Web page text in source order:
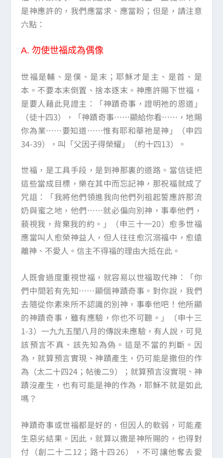
是神應許的，我們應當求、應當盼；但是，請注意
六點：
A.勿使世福成為偶像
世福是輔、是僕、是末；耶穌才是主、是首、是
本。不要本末倒置、捨本逐末。神應許賜下世福，
是要人藉此見證主：「神蹟奇事，證明祂的恩道」
（徒十四3），「神蹟奇事……顯給你看……，地賜
你為業……要知道……惟有耶和華祂是神」（申四
34-39），叫「父因子得榮耀」（約十四13）。
世福，是工具手段，是到神那裏的道路。當信徒把
這些當成目標，樂在其中而忘記神，那祝福就成了
咒詛：「我將他們領進我向他們列祖起誓應許那流
奶與蜜之地，他們……就必偏向別神，事奉他們，
藐視我，背棄我的約。」（申三十一20）愈多世福
應當叫人愈榮神益人，但人往往愈沉溺福中，愈遠
離神、不愛人。信主不得福的理由大抵在此。
人既會過度重視世福，就容易以世福取代神：「你
們中間若有先知……顯個神蹟奇事。對你說，我們
去隨從你素來所不認識的別神，事奉他吧！他所顯
的神蹟奇事，雖有應驗，你也不可聽。」（申十三
1-3）一九九五閨八月的傳說未應驗，有人說，可見
該預言不真、該先知為偽。這是不當的判斷。因
為，就算預言實現、神蹟產生，仍可能是撒但的作
為（太二十四24；帖後二9）；就算預言沒實現、神
蹟沒產生，也有可能是神的作為，耶穌不就是如此
嗎？
神蹟奇事或世福都是好的，但因人的軟弱，可能產
生惡劣結果。因此，就算以撒是神所賜的，也得對
付（創二十二12；路十四26），不可讓他奪去愛